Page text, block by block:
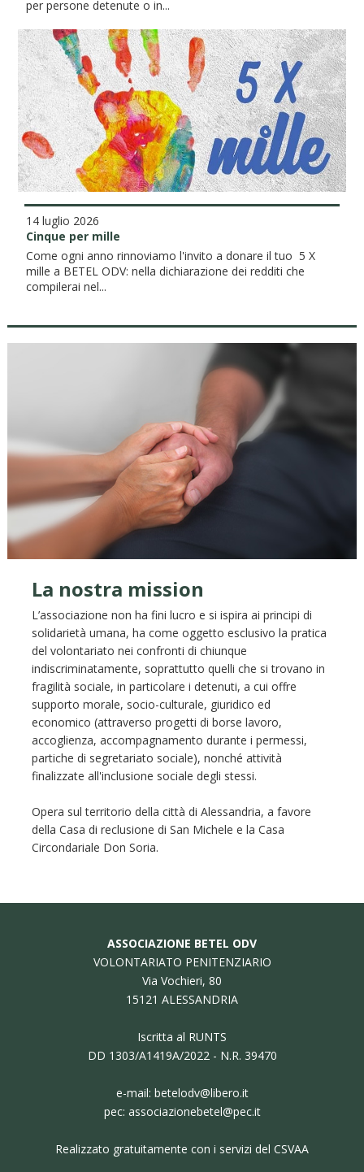
per persone detenute o in...
14 luglio 2026
Cinque per mille
Come ogni anno rinnoviamo l'invito a donare il tuo 5 X
mille a BETEL ODV: nella dichiarazione dei redditi che
compilerai nel...
La nostra mission
L’associazione non ha fini lucro e si ispira ai principi di
solidarietà umana, ha come oggetto esclusivo la pratica
del volontariato nei confronti di chiunque
indiscriminatamente, soprattutto quelli che si trovano in
fragilità sociale, in particolare i detenuti, a cui offre
supporto morale, socio-culturale, giuridico ed
economico (attraverso progetti di borse lavoro,
accoglienza, accompagnamento durante i permessi,
partiche di segretariato sociale), nonché attività
finalizzate all'inclusione sociale degli stessi.
Opera sul territorio della città di Alessandria, a favore
della Casa di reclusione di San Michele e la Casa
Circondariale Don Soria.
ASSOCIAZIONE BETEL ODV
VOLONTARIATO PENITENZIARIO
Via Vochieri, 80
15121 ALESSANDRIA
Iscritta al RUNTS
DD 1303/A1419A/2022 - N.R. 39470
e-mail: betelodv@libero.it
pec: associazionebetel@pec.it
Realizzato gratuitamente con i servizi del CSVAA